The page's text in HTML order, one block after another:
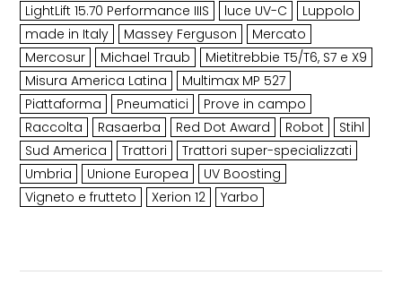
LightLift 15.70 Performance IIIS
luce UV-C
Luppolo
made in Italy
Massey Ferguson
Mercato
Mercosur
Michael Traub
Mietitrebbie T5/T6, S7 e X9
Misura America Latina
Multimax MP 527
Piattaforma
Pneumatici
Prove in campo
Raccolta
Rasaerba Red Dot Award Robot
Stihl
Sud America
Trattori
Trattori super-specializzati
Umbria
Unione Europea
UV Boosting
Vigneto e frutteto
Xerion 12 Yarbo